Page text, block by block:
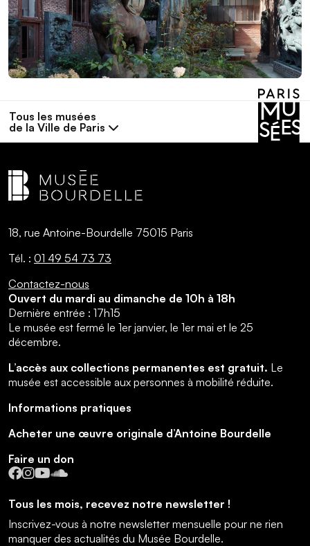
Tous les musées
de la Ville de Paris
18, rue Antoine-Bourdelle 75015 Paris
Tél. : 01 49 54 73 73
Contactez-nous
Ouvert du mardi au dimanche de 10h à 18h
Dernière entrée : 17h15
Le musée est fermé le 1er janvier, le 1er mai et le 25
décembre.
L’accès aux collections permanentes est gratuit. Le
musée est accessible aux personnes à mobilité réduite.
Informations pratiques
Acheter une œuvre originale d’Antoine Bourdelle
Faire un don
Facebook
Instagram
YouTube
SoundCloud
Tous les mois, recevez notre newsletter !
Inscrivez-vous à notre newsletter mensuelle pour ne rien
manquer des actualités du Musée Bourdelle.